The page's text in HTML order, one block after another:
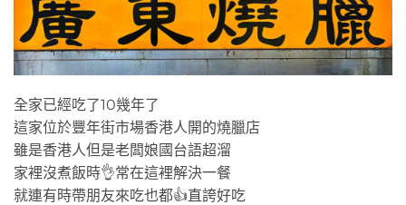
全家已經吃了10幾年了
這家位於豐年街市場香港人開的燒臘店
雖是香港人但是老闆娘國台語超溜
家裡沒煮飯時👌常在這裡解決一餐
就連有時帶朋友來吃也都👍直誇好吃